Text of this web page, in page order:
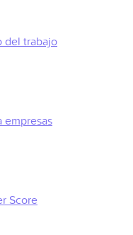
del trabajo
empresas
Score